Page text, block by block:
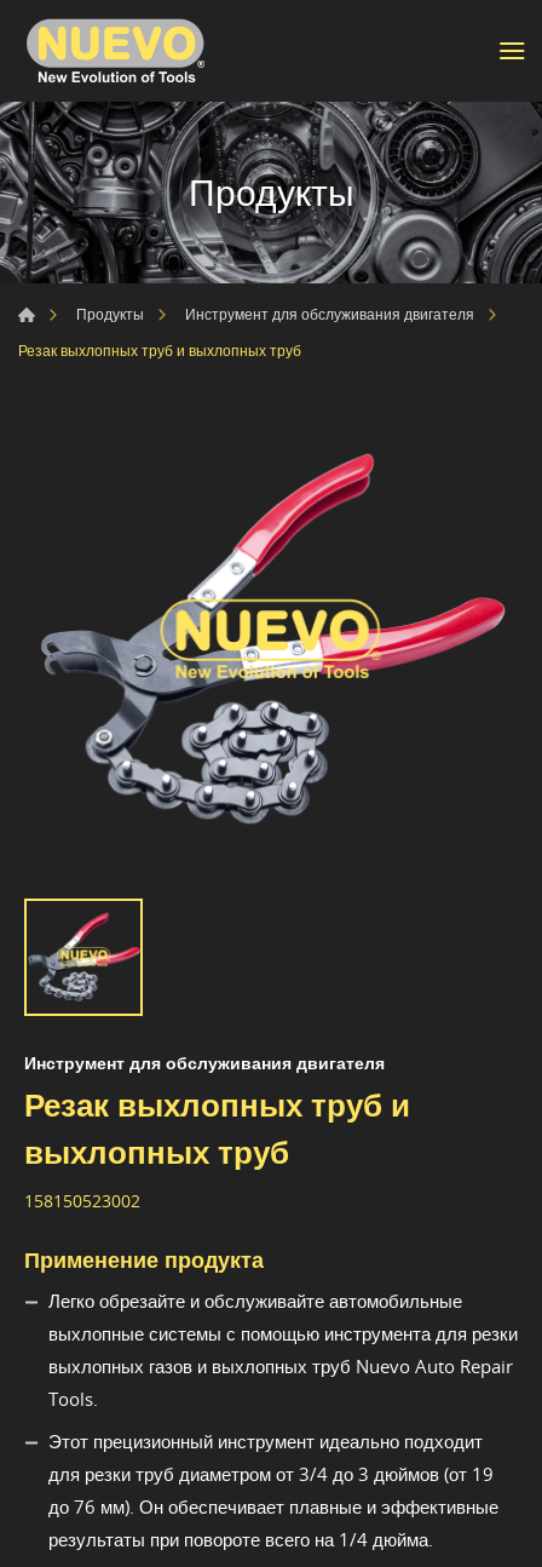
Продукты
Продукты
Инструмент для обслуживания двигателя
Резак выхлопных труб и выхлопных труб
Инструмент для обслуживания двигателя
Резак выхлопных труб и
выхлопных труб
158150523002
Применение продукта
Легко обрезайте и обслуживайте автомобильные
выхлопные системы с помощью инструмента для резки
выхлопных газов и выхлопных труб Nuevo Auto Repair
Tools.
Этот прецизионный инструмент идеально подходит
для резки труб диаметром от 3/4 до 3 дюймов (от 19
до 76 мм). Он обеспечивает плавные и эффективные
результаты при повороте всего на 1/4 дюйма.